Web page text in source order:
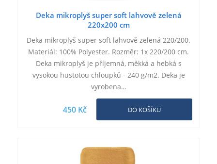
Deka mikroplyš super soft lahvově zelená
220x200 cm
Deka mikroplyš super soft lahvově zelená 220/200.
Materiál: 100% Polyester. Rozměr: 1x 220/200 cm.
Deka mikroplyš je příjemná, měkká a hebká s
vysokou hustotou chloupků - 240 g/m2. Deka je
vyrobena…
450 Kč DO KOŠÍKU